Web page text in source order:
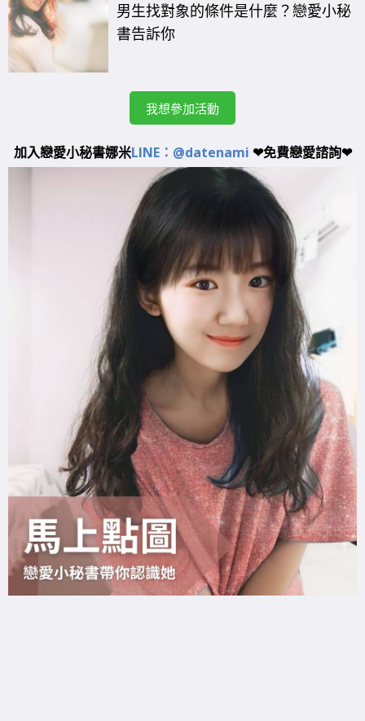
男生找對象的條件是什麼？戀愛小秘
書告訴你
我想參加活動
加入戀愛小秘書娜米LINE：@datenami ❤免費戀愛諮詢❤